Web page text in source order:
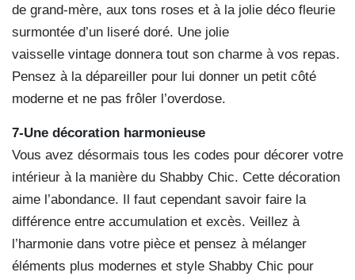
de grand-mère, aux tons roses et à la jolie déco fleurie
surmontée d’un liseré doré. Une jolie
vaisselle vintage donnera tout son charme à vos repas.
Pensez à la dépareiller pour lui donner un petit côté
moderne et ne pas frôler l’overdose.
7-Une décoration harmonieuse
Vous avez désormais tous les codes pour décorer votre
intérieur à la manière du Shabby Chic. Cette décoration
aime l’abondance. Il faut cependant savoir faire la
différence entre accumulation et excès. Veillez à
l’harmonie dans votre pièce et pensez à mélanger
éléments plus modernes et style Shabby Chic pour